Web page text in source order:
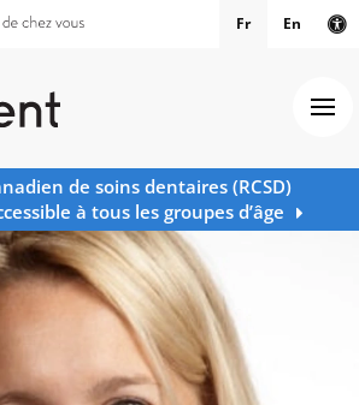
Fr En
de soins dentaires (RCSD)
à tous les groupes d’âge